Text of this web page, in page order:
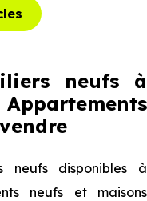
neufs à
neufs disponibles à
neufs et maisons